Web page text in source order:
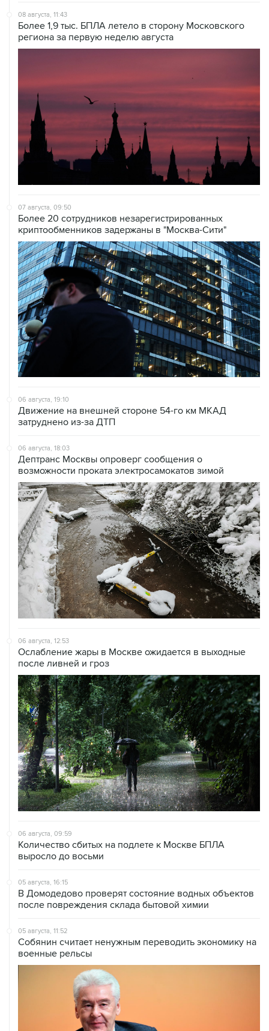
08 августа, 11:43
Более 1,9 тыс. БПЛА летело в сторону Московского
региона за первую неделю августа
07 августа, 09:50
Более 20 сотрудников незарегистрированных
криптообменников задержаны в "Москва-Сити"
06 августа, 19:10
Движение на внешней стороне 54-го км МКАД
затруднено из-за ДТП
06 августа, 18:03
Дептранс Москвы опроверг сообщения о
возможности проката электросамокатов зимой
06 августа, 12:53
Ослабление жары в Москве ожидается в выходные
после ливней и гроз
06 августа, 09:59
Количество сбитых на подлете к Москве БПЛА
выросло до восьми
05 августа, 16:15
В Домодедово проверят состояние водных объектов
после повреждения склада бытовой химии
05 августа, 11:52
Собянин считает ненужным переводить экономику на
военные рельсы